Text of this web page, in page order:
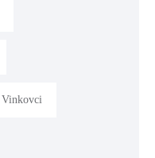
Vinkovci